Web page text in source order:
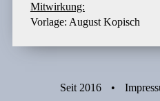
Mitwirkung:
Vorlage: August Kopisch
Seit 2016 •